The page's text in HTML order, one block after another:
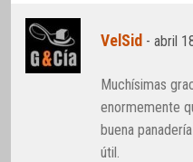
VelSid -abril
Muchísimas
enormemente
buena
útil.